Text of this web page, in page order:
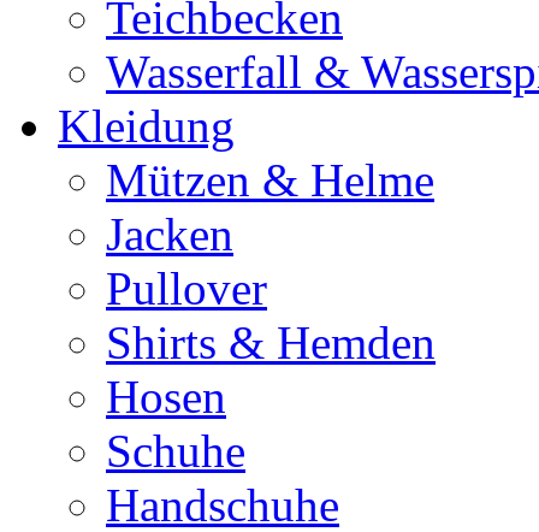
Teichbecken
Wasserfall &
Kleidung
Mützen & Helme
Jacken
Pullover
Shirts & Hemden
Hosen
Schuhe
Handschuhe